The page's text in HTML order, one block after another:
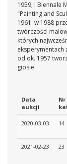
1959; I Biennale
"Painting and
1961. w 1988
twórczości
których
eksperymentach
od ok. 1957
gipsie.
Data
aukcji
Nr
2020-03-03 14
2021-02-23 23